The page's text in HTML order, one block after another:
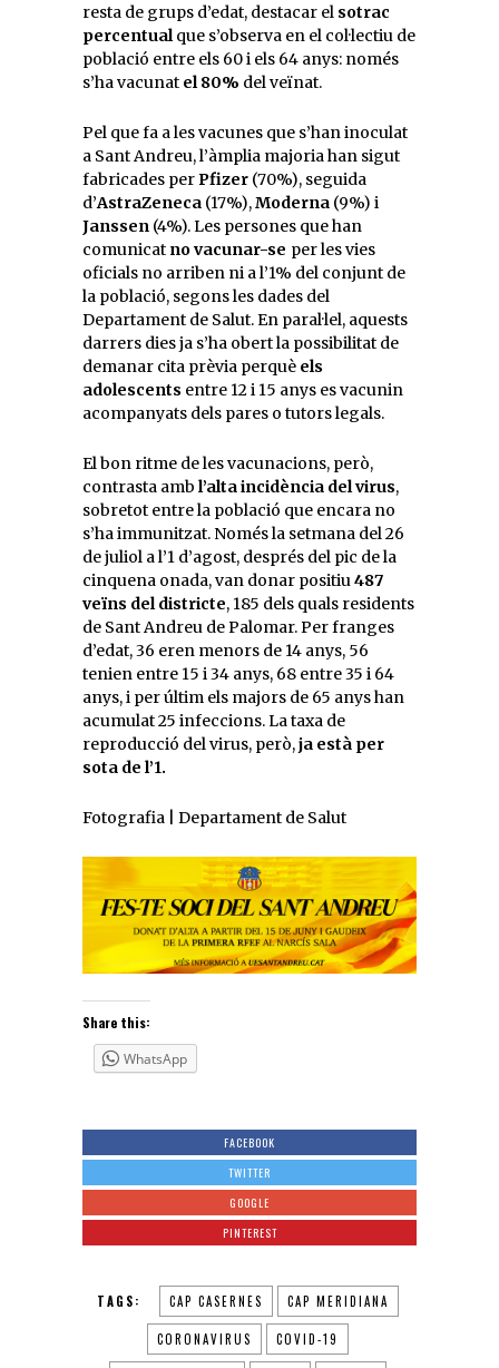
resta de grups d’edat, destacar el sotrac
percentualque s’observa en el col·lectiu de
població entre els 60 i els 64 anys: només
s’ha vacunat el 80% del veïnat.
Pel que fa a les vacunes que s’han inoculat
a Sant Andreu, l’àmplia majoria han sigut
fabricades perPfizer (70%), seguida
d’AstraZeneca (17%),Moderna (9%) i
Janssen (4%). Les persones que han
comunicat no vacunar-se per les vies
oficials no arriben ni a l’1% del conjunt de
la població, segons les dades del
Departament de Salut. En paral·lel, aquests
darrers dies ja s’ha obert la possibilitat de
demanar cita prèvia perquè els
adolescents entre 12 i 15 anys es vacunin
acompanyats dels pares o tutors legals.
El bon ritme de les vacunacions, però,
contrasta amb l’alta incidència del virus,
sobretot entre la població que encara no
s’ha immunitzat. Només la setmana del 26
de juliol a l’1 d’agost, després del pic de la
cinquena onada, van donar positiu487
veïns del districte, 185 dels quals residents
de Sant Andreu de Palomar. Per franges
d’edat, 36 eren menors de 14 anys, 56
tenien entre 15 i 34 anys, 68 entre 35 i 64
anys, i per últim els majors de 65 anys han
acumulat 25 infeccions. La taxa de
reproducció del virus, però,ja està per
sota de l’1.
Fotografia | Departament de Salut
Share this:
WhatsApp
FACEBOOK
TWITTER
GOOGLE
PINTEREST
TAGS: CAP CASERNES CAP MERIDIANA
CORONAVIRUS COVID-19